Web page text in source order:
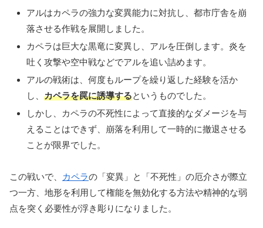
アルはカペラの強力な変異能力に対抗し、都市庁舎を崩
落させる作戦を展開しました。
カペラは巨大な黒竜に変異し、アルを圧倒します。炎を
吐く攻撃や空中戦などでアルを追い詰めます。
アルの戦術は、何度もループを繰り返した経験を活か
し、 カペラを罠に誘導するというものでした。
しかし、カペラの不死性によって直接的なダメージを与
えることはできず、崩落を利用して一時的に撤退させる
ことが限界でした。
この戦いで、 カペラの「変異」と「不死性」の厄介さが際立
つ一方、地形を利用して権能を無効化する方法や精神的な弱
点を突く必要性が浮き彫りになりました。